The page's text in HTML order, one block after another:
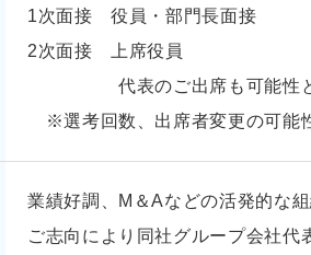
1次面接 役員・部門長面接
2次面接 上席役員
代表のご出席も可能性と
※選考回数、出席者変更の可能
業績好調、M＆Aなどの活発的な
ご志向により同社グループ会社代